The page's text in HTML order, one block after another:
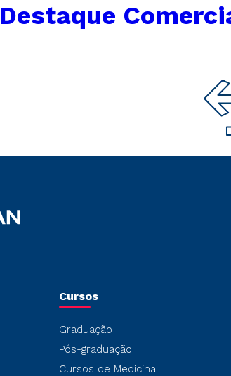
Destaque
Cursos
Graduação
Pós-graduação
Cursos de Medicina